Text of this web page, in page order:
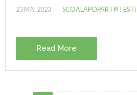
23 MAI 2023 SCOALAPOPARTPITESTI
Read More